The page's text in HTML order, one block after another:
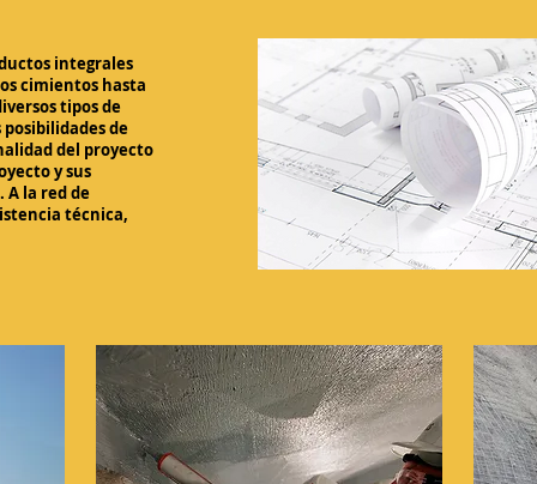
integrales
cimientos hasta
tipos de
de
del proyecto
y sus
la red de
técnica,